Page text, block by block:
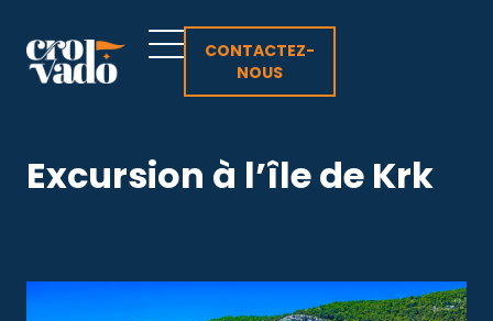
contenu
CONTACTEZ-
NOUS
Excursion à l’île de Krk